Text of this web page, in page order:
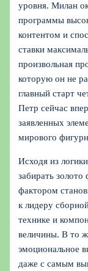
уровня. Милан
программы
контентом и
ставки
произвольная
которую он не
главный старт
Петр сейчас
заявленных
мирового
Исходя из
забирать
фактором
к лидеру
технике и
величины. В то
эмоциональное
даже с самым